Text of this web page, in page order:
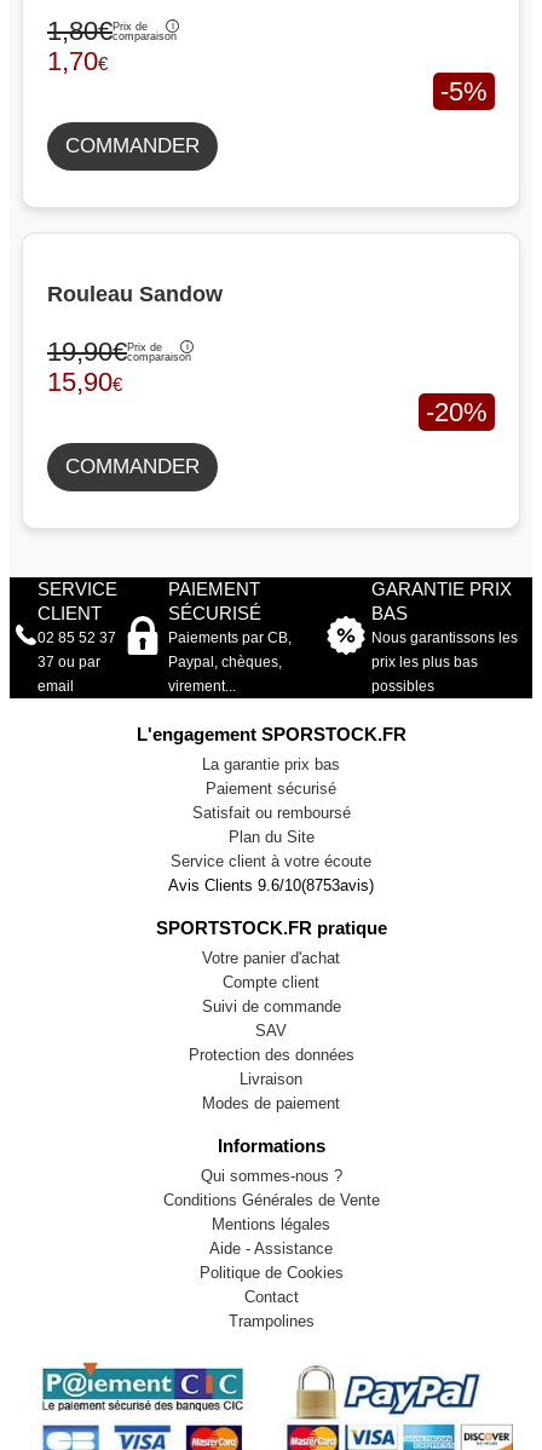
1,80€Prix de
comparaison
1,70€
-5%
COMMANDER
Rouleau Sandow
19,90€Prix de
comparaison
15,90€
-20%
COMMANDER
SERVICE
CLIENT
02 85 52 37
37 ou par
email
PAIEMENT
SÉCURISÉ
Paiements par CB,
Paypal, chèques,
virement...
GARANTIE PRIX
BAS
Nous garantissons les
prix les plus bas
possibles
L'engagement SPORSTOCK.FR
La garantie prix bas
Paiement sécurisé
Satisfait ou remboursé
Plan du Site
Service client à votre écoute
Avis Clients 9.6/10(8753avis)
SPORTSTOCK.FR pratique
Votre panier d'achat
Compte client
Suivi de commande
SAV
Protection des données
Livraison
Modes de paiement
Informations
Qui sommes-nous ?
Conditions Générales de Vente
Mentions légales
Aide - Assistance
Politique de Cookies
Contact
Trampolines